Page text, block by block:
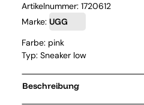
Artikelnummer: 1720612
Marke: UGG
Farbe: pink
Typ: Sneaker low
Beschreibung